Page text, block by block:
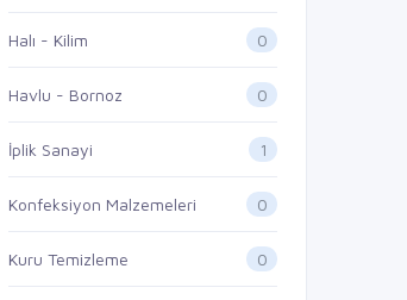
Halı - Kilim 0
Havlu - Bornoz 0
İplik Sanayi 1
Konfeksiyon Malzemeleri 0
Kuru Temizleme 0